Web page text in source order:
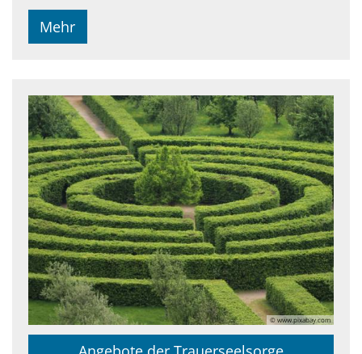
Mehr
© www.pixabay.com